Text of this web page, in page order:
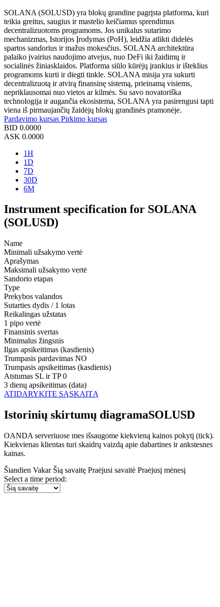
SOLANA (SOLUSD) yra blokų grandine pagrįsta platforma, kuri
teikia greitus, saugius ir mastelio keičiamus sprendimus
decentralizuotoms programoms. Jos unikalus sutarimo
mechanizmas, Istorijos Įrodymas (PoH), leidžia atlikti didelės
spartos sandorius ir mažus mokesčius. SOLANA architektūra
palaiko įvairius naudojimo atvejus, nuo DeFi iki žaidimų ir
socialinės žiniasklaidos. Platforma siūlo kūrėjų įrankius ir išteklius
programoms kurti ir diegti tinkle. SOLANA misija yra sukurti
decentralizuotą ir atvirą finansinę sistemą, prieinamą visiems,
nepriklausomai nuo vietos ar kilmės. Su savo novatoriška
technologija ir augančia ekosistema, SOLANA yra pasirengusi tapti
viena iš pirmaujančių žaidėjų blokų grandinės pramonėje.
Pardavimo kursas Pirkimo kursas
BID 0.0000
ASK 0.0000
1H
1D
7D
30D
6M
Instrument specification for SOLANA
(SOLUSD)
Name
Minimali užsakymo vertė
Aprašymas
Maksimali užsakymo vertė
Sandorio etapas
Type
Prekybos valandos
Sutarties dydis / 1 lotas
Reikalingas užstatas
1 pipo vertė
Finansinis svertas
Minimalus žingsnis
Ilgas apsikeitimas (kasdienis)
Trumpasis pardavimas NO
Trumpasis apsikeitimas (kasdienis)
Atstumas SL ir TP 0
3 dienų apsikeitimas (data)
ATIDARYKITE SĄSKAITĄ
Istorinių skirtumų diagramaSOLUSD
OANDA serveriuose mes išsaugome kiekvieną kainos pokytį (tick).
Kiekvienas klientas turi skaidrų vaizdą apie dabartines ir ankstesnes
kainas.
Šiandien Vakar Šią savaitę Praėjusi savaitė Praėjusį mėnesį
Select a time period: